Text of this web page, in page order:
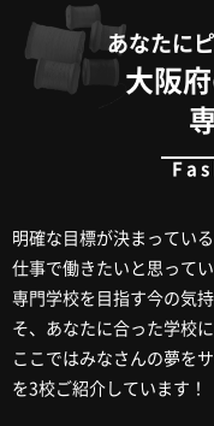
あなたに
大阪
明確な目標が決まってい
仕事で働きたいと思って
専門学校を目指す今の気
そ、あなたに合った学校
ここではみなさんの夢を
を3校ご紹介しています！